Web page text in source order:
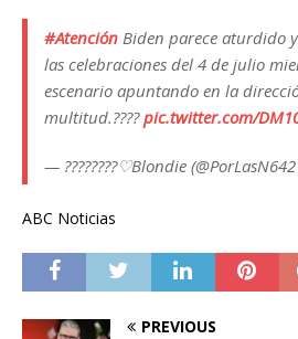
#Atención Biden parece aturdido
las celebraciones del 4 de julio
escenario apuntando en la
multitud.????pic.twitter.com/
— ????????♡Blondie
ABC Noticias
PREVIOUS